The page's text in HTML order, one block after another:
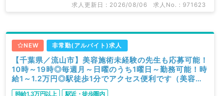
求人更新日 : 2026/08/06 求人No. : 971623
NEW 非常勤(アルバイト)求人
【千葉県／流山市】美容施術未経験の先生も応募可能！
10時～19時◎毎週月～日曜のうち1曜日～勤務可能！時
給1～1.2万円◎駅徒歩1分でアクセス便利です（美容皮
膚科・科目不問／非常勤）
時給1.3万円以上 駅近・徒歩圏内